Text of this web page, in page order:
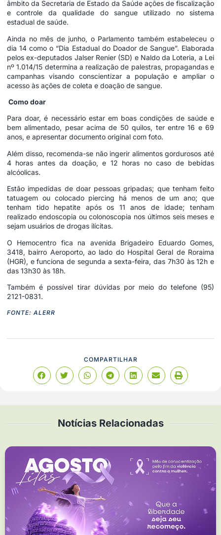
âmbito da Secretaria de Estado da Saúde ações de fiscalização
e controle da qualidade do sangue utilizado no sistema
estadual de saúde.
Ainda no mês de junho, o Parlamento também estabeleceu o
dia 14 como o “Dia Estadual do Doador de Sangue”. Elaborada
pelos ex-deputados Jalser Renier (SD) e Naldo da Loteria, a Lei
nº1.014/15 determina a realização de palestras, propagandas e
campanhas visando conscientizar a população e ampliar o
acesso às ações de coleta e doação de sangue.
Como doar
Para doar, é necessário estar em boas condições de saúde e
bem alimentado, pesar acima de 50 quilos, ter entre 16 e 69
anos, e apresentar documento original com foto.
Além disso, recomenda-se não ingerir alimentos gordurosos até
4 horas antes da doação, e 12 horas no caso de bebidas
alcóolicas.
Estão impedidas de doar pessoas gripadas; que tenham feito
tatuagem ou colocado piercing há menos de um ano; que
tenham tido hepatite após os 11 anos de idade; tenham
realizado endoscopia ou colonoscopia nos últimos seis meses e
sejam usuários de drogas ilícitas.
O Hemocentro fica na avenida Brigadeiro Eduardo Gomes,
3418, bairro Aeroporto, ao lado do Hospital Geral de Roraima
(HGR), e funciona de segunda a sexta-feira, das 7h30 às 12h e
das 13h30 às 18h.
Também é possível tirar dúvidas por meio do telefone (95)
2121-0831.
FONTE: ALERR
COMPARTILHAR
Notícias Relacionadas